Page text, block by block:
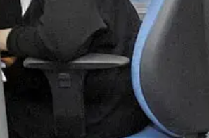
שווה לגברים ולנשים המועסקים בתפקידים זהים, בפועל, גם בשנת 2016, ישנם פערים של
אבל מי שמצבן הוא רע אפילו
הן המפרנסות העיקריות של משק